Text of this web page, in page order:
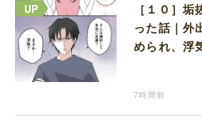
［１０］
った話｜外
められ、浮
7時間前